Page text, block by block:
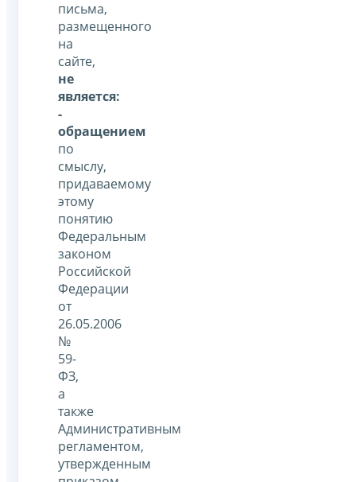
письма,
размещенного
на
сайте,
не
является:
-
обращением
по
смыслу,
придаваемому
этому
понятию
Федеральным
законом
Российской
Федерации
от
26.05.2006
№
59-
ФЗ,
а
также
Административным
регламентом,
утвержденным